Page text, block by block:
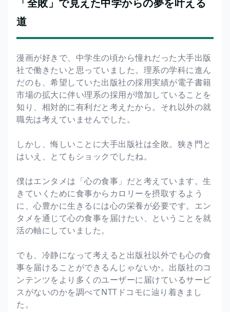
道
漫画が好きで、中学生の頃から憧れだった大手出版
社で働きたいと思っていました。理系の学科に進ん
だのも、希望していた出版社の採用実績が電子書籍
市場の拡大に伴い理系の採用が増加していることを
知り、相対的に有利だと考えたから。それ以外の就
職先は考えていませんでした。
しかし、悔しいことに大手出版社は全敗。狭き門と
はいえ、とてもショックでしたね。
僕はエンタメは「心の食事」だと考えています。生
きていくために食事からカロリーを摂取するよう
に、心豊かに生きるには心の栄養が必要です。エン
タメを通じて心の食事を届けたい、ということを就
活の軸にしていました。
でも、冷静になって考えると出版社以外でも心の食
事を届けることができるんじゃないか。出版社のコ
ンテンツをより多くのユーザーに届けているサービ
スがないのかを調べてNTTドコモに辿り着きまし
た。